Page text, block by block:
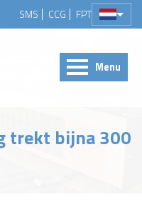
SMS CCG FPT
Menu
trekt bijna 300